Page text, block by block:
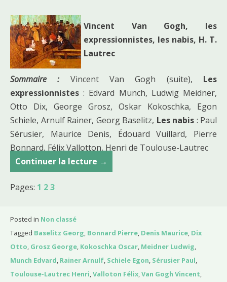
Vincent Van Gogh, les
expressionnistes, les nabis, H. T.
Lautrec
Sommaire : Vincent Van Gogh (suite), Les
expressionnistes : Edvard Munch, Ludwig Meidner,
Otto Dix, George Grosz, Oskar Kokoschka, Egon
Schiele, Arnulf Rainer, Georg Baselitz, Les nabis : Paul
Sérusier, Maurice Denis, Édouard Vuillard, Pierre
Bonnard, Félix Vallotton, Henri de Toulouse-Lautrec
Continuer la lecture C
o
d
u
2
1
→
Pages: 1 23
Posted in Non classé
Tagged Baselitz Georg, Bonnard Pierre, Denis Maurice, Dix
Otto, Grosz George, Kokoschka Oscar, Meidner Ludwig,
Munch Edvard, Rainer Arnulf, Schiele Egon, Sérusier Paul,
Toulouse-Lautrec Henri,Valloton Félix,Van Gogh Vincent,